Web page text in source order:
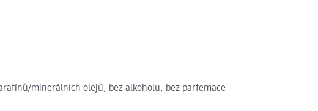
minerálních olejů, bez alkoholu, bez parfemace